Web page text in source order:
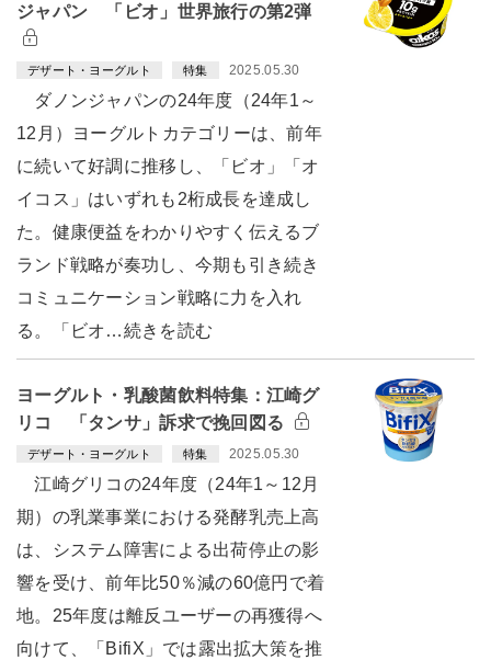
ジャパン 「ビオ」世界旅行の第2弾
デザート・ヨーグルト 特集 2025.05.30
ダノンジャパンの24年度（24年1～
12月）ヨーグルトカテゴリーは、前年
に続いて好調に推移し、「ビオ」「オ
イコス」はいずれも2桁成長を達成し
た。健康便益をわかりやすく伝えるブ
ランド戦略が奏功し、今期も引き続き
コミュニケーション戦略に力を入れ
る。「ビオ…続きを読む
ヨーグルト・乳酸菌飲料特集：江崎グ
リコ 「タンサ」訴求で挽回図る
デザート・ヨーグルト 特集 2025.05.30
江崎グリコの24年度（24年1～12月
期）の乳業事業における発酵乳売上高
は、システム障害による出荷停止の影
響を受け、前年比50％減の60億円で着
地。25年度は離反ユーザーの再獲得へ
向けて、「BifiX」では露出拡大策を推